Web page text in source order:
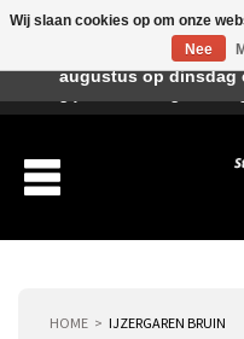
HOME IJZERGAREN BRUIN
Wij slaan cookies op om onze
Nee
Beste klant, I.v.m. de
augustus op dinsdag